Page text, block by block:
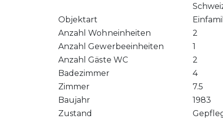
Objektart
Anzahl Wohneinheiten
2
Anzahl Gewerbeeinheiten
1
Anzahl Gäste WC
2
Badezimmer
4
Zimmer
7.5
Baujahr
1983
Zustand